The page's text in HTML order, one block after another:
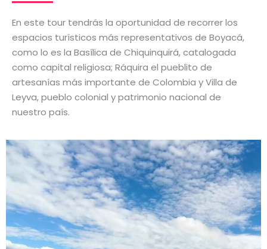
En este tour tendrás la oportunidad de recorrer los
espacios turísticos más representativos de Boyacá,
como lo es la Basílica de Chiquinquirá, catalogada
como capital religiosa; Ráquira el pueblito de
artesanías más importante de Colombia y Villa de
Leyva, pueblo colonial y patrimonio nacional de
nuestro país.